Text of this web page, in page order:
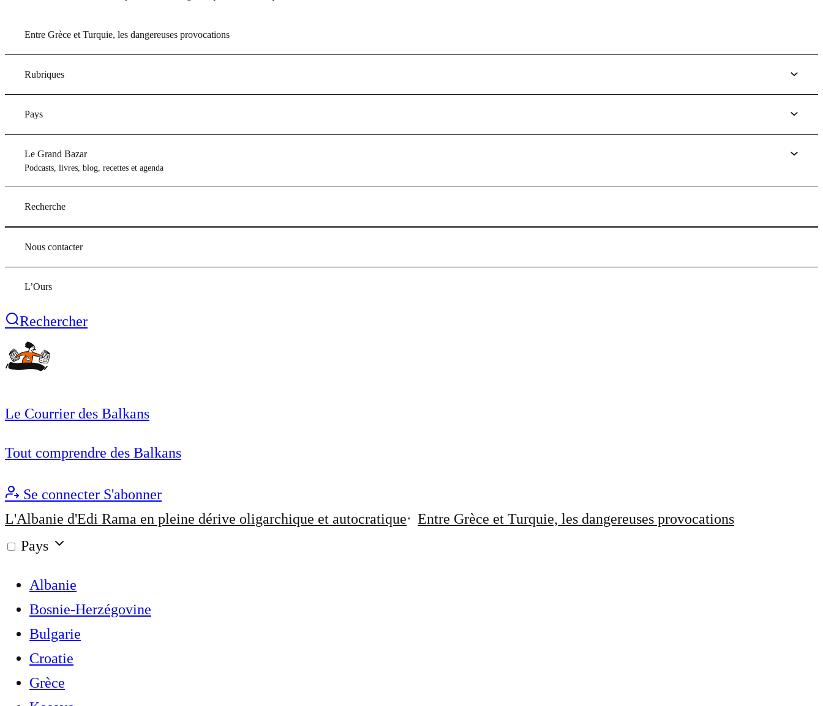
Entre Grèce et Turquie, les dangereuses provocations
Rubriques
Pays
Le Grand Bazar
Podcasts, livres, blog, recettes et agenda
Recherche
Nous contacter
L’Ours
Rechercher
Le Courrier des Balkans
Tout comprendre des Balkans
Se connecter S'abonner
L'Albanie d'Edi Rama en pleine dérive oligarchique et autocratique
Entre Grèce et Turquie, les dangereuses provocations
Pays
Albanie
Bosnie-Herzégovine
Bulgarie
Croatie
Grèce